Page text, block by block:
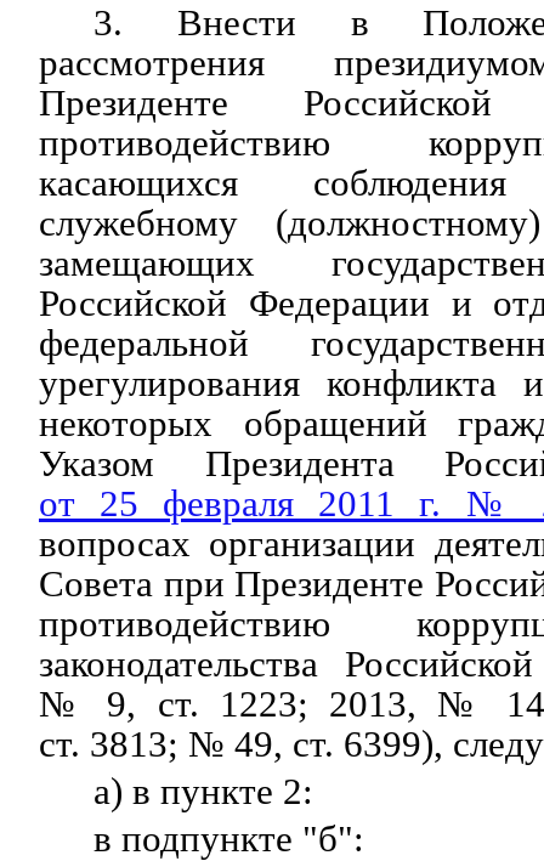
3. Внести в
рассмотрения
Президенте
противодействию
касающихся
служебному
замещающих
Российской Федерации и
федеральной
урегулирования конфликта
некоторых обращений
Указом Президента
от 25 февраля 2011 г. №
вопросах организации
Совета при Президенте
противодействию
законодательства
№ 9, ст. 1223; 2013, №
ст. 3813; № 49, ст. 6399),
а) в пункте 2:
в подпункте "б":